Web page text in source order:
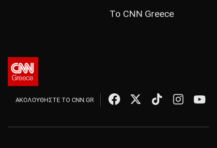
Το CNN Greece
ΑΚΟΛΟΥΘΗΣΤΕ ΤΟ CNN.GR